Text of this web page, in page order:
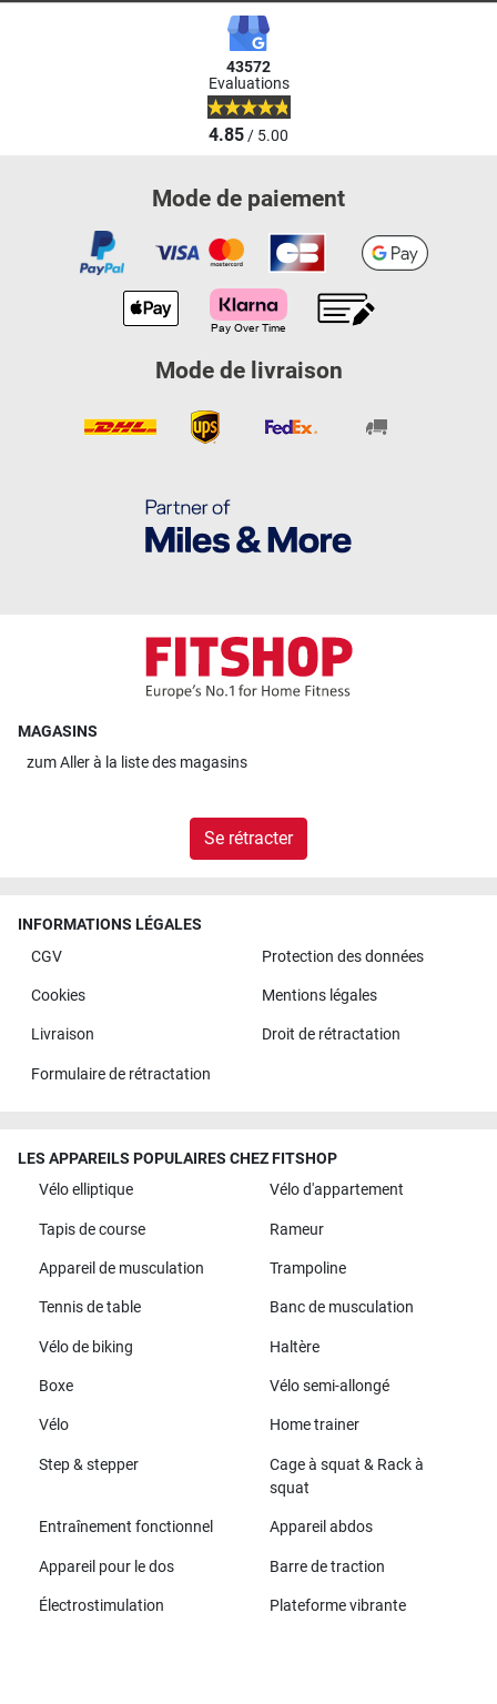
43572
Evaluations
4.85/ 5.00
Mode de paiement
Mode de livraison
MAGASINS
zumAller à la liste des magasins
Se rétracter
INFORMATIONS LÉGALES
CGV
Protection des données
Cookies Mentions légales
Livraison Droit de rétractation
Formulaire de rétractation
LES APPAREILS POPULAIRES CHEZ FITSHOP
Vélo elliptique
Vélo d'appartement
Tapis de course Rameur
Appareil de musculation Trampoline
Tennis de table Banc de musculation
Vélo de biking Haltère
Boxe Vélo semi-allongé
Vélo Home trainer
Step & stepper
Cage à squat & Rack à
squat
Entraînement fonctionnel Appareil abdos
Appareil pour le dos Barre de traction
Électrostimulation Plateforme vibrante